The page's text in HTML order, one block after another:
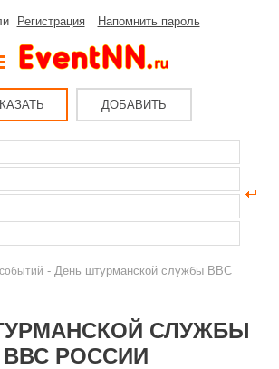
Регистрация Напомнить пароль
ДОБАВИТЬ
- День штурманской службы ВВС
СЛУЖБЫ
ВВС РОССИИ